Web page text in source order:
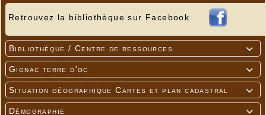
Retrouvez la bibliothèque sur Facebook

Bibliothèque / Centre de ressources

Gignac terre d'oc

Situation géographique Cartes et plan cadastral

Démographie